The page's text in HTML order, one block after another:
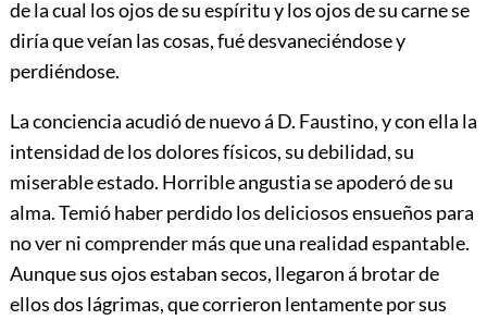
de la cual los ojos de su espíritu y los ojos de su carne se
diría que veían las cosas, fué desvaneciéndose y
perdiéndose.
La conciencia acudió de nuevo á D. Faustino, y con ella la
intensidad de los dolores físicos, su debilidad, su
miserable estado. Horrible angustia se apoderó de su
alma. Temió haber perdido los deliciosos ensueños para
no ver ni comprender más que una realidad espantable.
Aunque sus ojos estaban secos, llegaron á brotar de
ellos dos lágrimas, que corrieron lentamente por sus